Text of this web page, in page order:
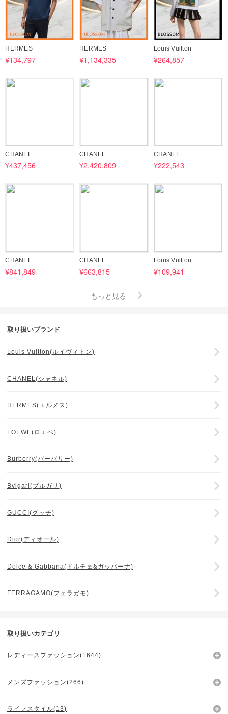
HERMES
¥134,797
HERMES
¥1,134,335
Louis Vuitton
¥264,857
CHANEL
¥437,456
CHANEL
¥2,420,809
CHANEL
¥222,543
CHANEL
¥841,849
CHANEL
¥663,815
Louis Vuitton
¥109,941
もっと見る
取り扱いブランド
Louis Vuitton(ルイヴィトン)
CHANEL(シャネル)
HERMES(エルメス)
LOEWE(ロエベ)
Burberry(バーバリー)
Bvlgari(ブルガリ)
GUCCI(グッチ)
Dior(ディオール)
Dolce & Gabbana(ドルチェ&ガッバーナ)
FERRAGAMO(フェラガモ)
取り扱いカテゴリ
レディースファッション(1644)
メンズファッション(266)
ライフスタイル(13)